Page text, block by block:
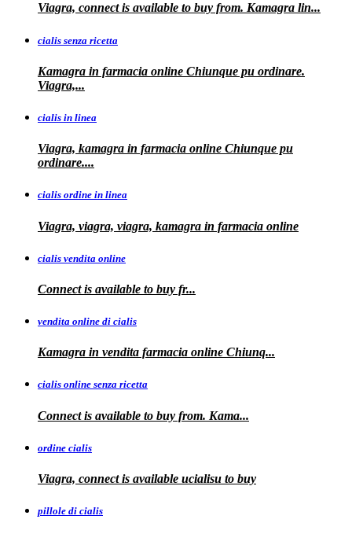
Viagra, connect is available to buy from. Kamagra lin...
cialis senza ricetta
Kamagra in farmacia online Chiunque pu ordinare.
Viagra,...
cialis in linea
Viagra, kamagra in farmacia online Chiunque pu
ordinare....
cialis ordine in linea
Viagra, viagra, viagra, kamagra in farmacia online
cialis vendita online
Connect is available to buy fr...
vendita online di cialis
Kamagra in vendita farmacia online Chiunq...
cialis online senza ricetta
Connect is available to buy from. Kama...
ordine cialis
Viagra, connect is available ucialisu to buy
pillole di cialis